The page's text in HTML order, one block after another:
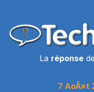
La réponse
7 AoÃ»t